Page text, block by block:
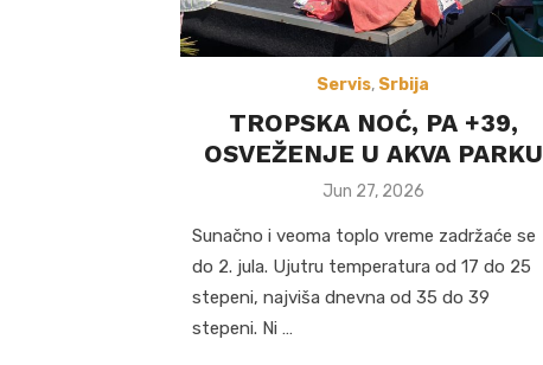
Servis, Srbija
TROPSKA NOĆ, PA +39,
OSVEŽENJE U AKVA PARKU
Posted
Jun 27, 2026
Sunačno i veoma toplo vreme zadržaće se
do 2. jula. Ujutru temperatura od 17 do 25
stepeni, najviša dnevna od 35 do 39
stepeni. Ni …